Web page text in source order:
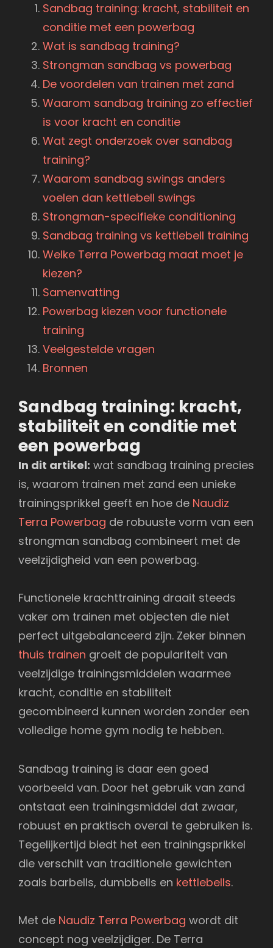
Sandbag training: kracht, stabiliteit en
conditie met een powerbag
Wat is sandbag training?
Strongman sandbag vs powerbag
De voordelen van trainen met zand
Waarom sandbag training zo effectief
is voor kracht en conditie
Wat zegt onderzoek over sandbag
training?
Waarom sandbag swings anders
voelen dan kettlebell swings
Strongman-specifieke conditioning
Sandbag training vs kettlebell training
Welke Terra Powerbag maat moet je
kiezen?
Samenvatting
Powerbag kiezen voor functionele
training
Veelgestelde vragen
Bronnen
Sandbag training: kracht,
stabiliteit en conditie met
een powerbag
In dit artikel: wat sandbag training precies
is, waarom trainen met zand een unieke
trainingsprikkel geeft en hoe de Naudiz
Terra Powerbag de robuuste vorm van een
strongman sandbag combineert met de
veelzijdigheid van een powerbag.
Functionele krachttraining draait steeds
vaker om trainen met objecten die niet
perfect uitgebalanceerd zijn. Zeker binnen
thuis trainen groeit de populariteit van
veelzijdige trainingsmiddelen waarmee
kracht, conditie en stabiliteit
gecombineerd kunnen worden zonder een
volledige home gym nodig te hebben.
Sandbag training is daar een goed
voorbeeld van. Door het gebruik van zand
ontstaat een trainingsmiddel dat zwaar,
robuust en praktisch overal te gebruiken is.
Tegelijkertijd biedt het een trainingsprikkel
die verschilt van traditionele gewichten
zoals barbells, dumbbells en kettlebells.
Met de Naudiz Terra Powerbag wordt dit
concept nog veelzijdiger. De Terra